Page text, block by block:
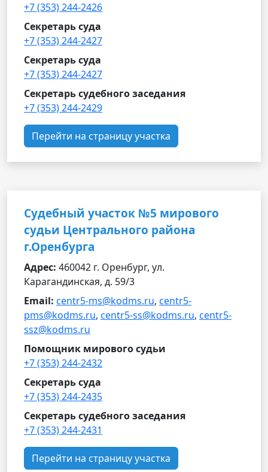
+7 (353) 244-2426
Секретарь суда
+7 (353) 244-2427
Секретарь суда
+7 (353) 244-2427
Секретарь судебного заседания
+7 (353) 244-2429
Перейти на страницу участка
Судебный участок №5 мирового
судьи Центрального района
г.Оренбурга
Адрес: 460042 г. Оренбург, ул.
Карагандинская, д. 59/3
Email: centr5-ms@kodms.ru, centr5-
pms@kodms.ru, centr5-ss@kodms.ru, centr5-
ssz@kodms.ru
Помощник мирового судьи
+7 (353) 244-2432
Секретарь суда
+7 (353) 244-2435
Секретарь судебного заседания
+7 (353) 244-2431
Перейти на страницу участка